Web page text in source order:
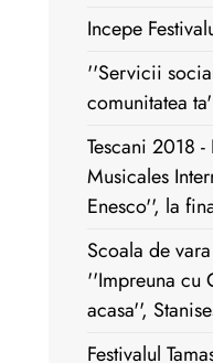
Incepe
''Servicii
comunitatea
Tescani 2018 -
Musicales
Enesco'', la
Scoala de
''Impreuna cu
acasa'',
Festivalul